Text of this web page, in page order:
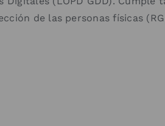
de las personas físicas